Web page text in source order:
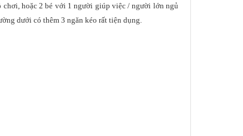
chơi, hoặc 2 bé với 1 người giúp việc / người lớn ngủ
dưới có thêm 3 ngăn kéo rất tiện dụng.